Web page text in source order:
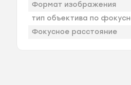
Формат изображения
тип объектива по
Фокусное расстояние